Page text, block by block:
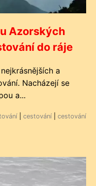
Azorských
do ráje
a
Nacházejí se
a...
cestování
cestování